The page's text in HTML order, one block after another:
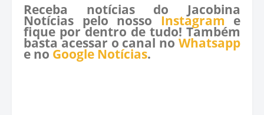
Receba notícias do Jacobina
Notícias pelo nosso Instagram e
fique por dentro de tudo! Também
basta acessar o canal no Whatsapp
e no Google Notícias.